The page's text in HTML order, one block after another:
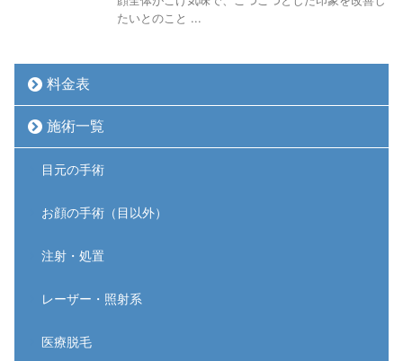
たいとのこと ...
料金表
施術一覧
目元の手術
お顔の手術（目以外）
注射・処置
レーザー・照射系
医療脱毛